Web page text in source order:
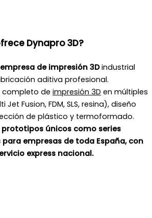
Dynapro 3D?
empresa de impresión 3Dindustrial
aditiva profesional.
completo de impresión 3D en múltiples
Jet Fusion, FDM, SLS, resina), diseño
de plástico y termoformado.
únicos como series
empresas de toda España, con
express nacional.